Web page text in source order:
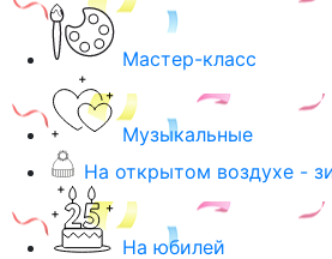
Мастер-класс
Музыкальные
На открытом воздухе -
На юбилей